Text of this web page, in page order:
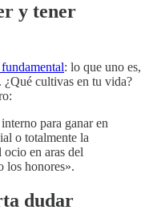
y tener
: lo que uno es,
¿Qué cultivas en tu vida?
para ganar en
o totalmente la
en aras del
los honores».
dudar